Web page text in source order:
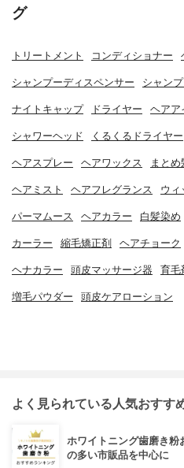
グ
トリートメント コンディショナー
シャンプーディスペンサー シャン
ナイトキャップ ドライヤー ヘアア
シャワーヘッド くるくるドライヤー
ヘアスプレー ヘアワックス まと
ヘアミスト ヘアフレグランス ウィ
パーマムース ヘアカラー 白髪染め
カーラー 縮毛矯正剤 ヘアチョーク
ヘナカラー 頭皮マッサージ器 育毛
増毛パウダー 頭皮ケアローション
よく見られている人気おすす
ホワイトニング歯磨き粉
の多い市販品を中心に